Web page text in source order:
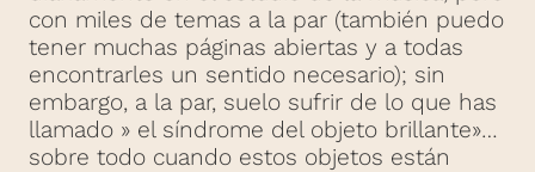
con miles de temas a la par (también puedo
tener muchas páginas abiertas y a todas
encontrarles un sentido necesario); sin
embargo, a la par, suelo sufrir de lo que has
llamado » el síndrome del objeto brillante»…
sobre todo cuando estos objetos están